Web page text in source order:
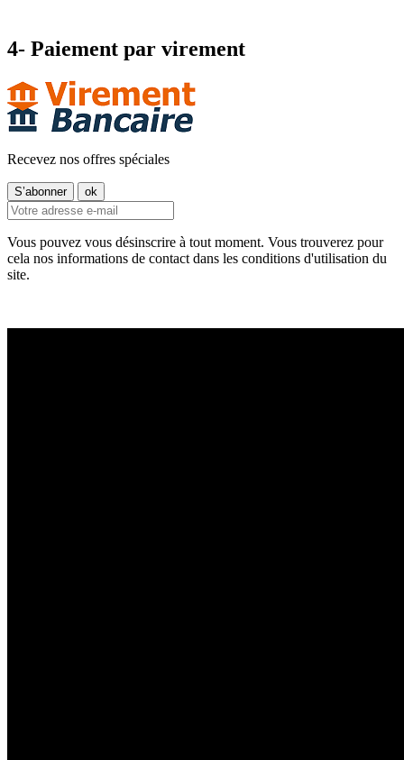
4- Paiement par virement
Recevez nos offres spéciales
Vous pouvez vous désinscrire à tout moment. Vous trouverez pour
cela nos informations de contact dans les conditions d'utilisation du
site.